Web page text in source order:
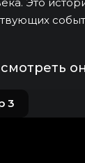
Это
3